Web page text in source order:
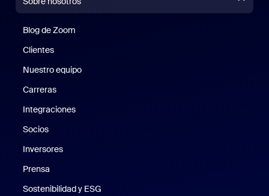
Blog de Zoom
Clientes
Nuestro equipo
Carreras
Integraciones
Socios
Inversores
Prensa
Sostenibilidad y ESG